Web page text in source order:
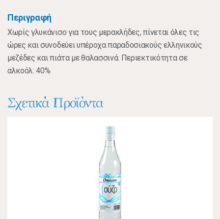
Περιγραφή
Χωρίς γλυκάνισο για τους μερακλήδες, πίνεται όλες τις
ώρες και συνοδεύει υπέροχα παραδοσιακούς ελληνικούς
μεζέδες και πιάτα με θαλασσινά. Περιεκτικότητα σε
αλκοόλ: 40%
Σχετικά Προϊόντα